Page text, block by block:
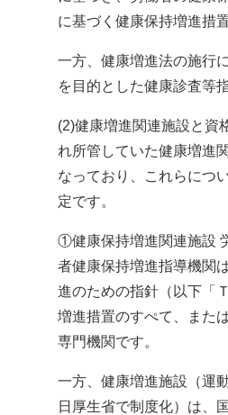
に基づく健康保持増進措
一方、健康増進法の施行
を目的とした健康診査等
(2)健康増進関連施設と資
れ所管していた健康増進
なっており、これらにつ
定です。
①健康保持増進関連施設
者健康保持増進指導機関
進のための指針（以下「
増進措置のすぺて、また
専門機関です。
一方、健康増進施設（運
日厚生省で制度化）は、